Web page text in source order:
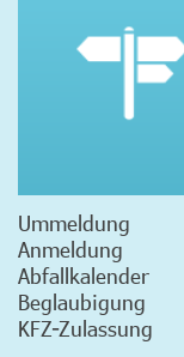
Ummeldung
Anmeldung
Abfallkalender
Beglaubigung
KFZ-Zulassung